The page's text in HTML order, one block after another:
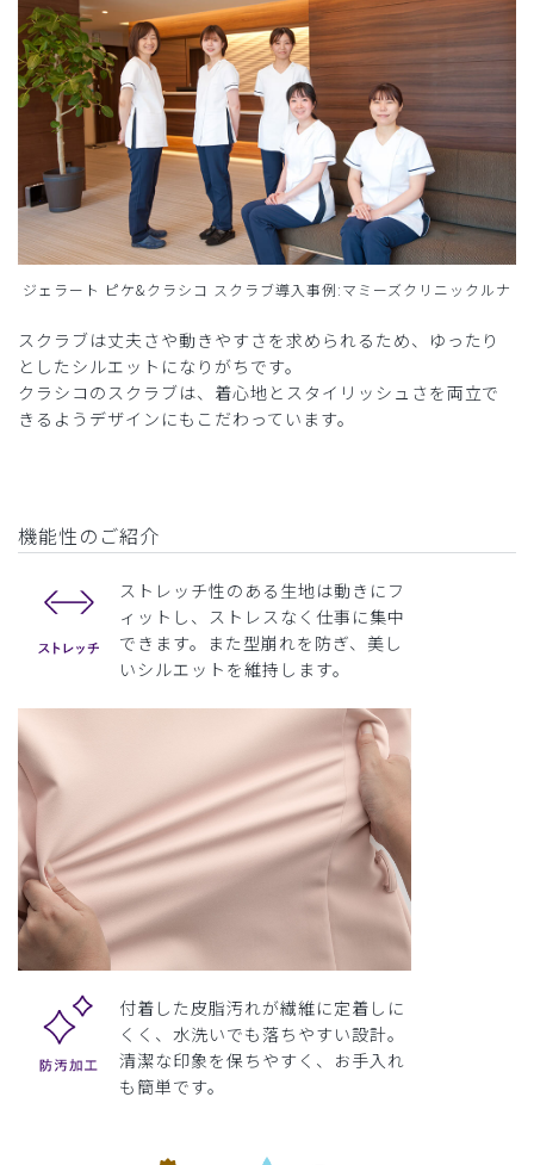
ジェラート ピケ&クラシコ スクラブ導入事例:マミーズクリニックルナ
スクラブは丈夫さや動きやすさを求められるため、ゆったり
としたシルエットになりがちです。
クラシコのスクラブは、着心地とスタイリッシュさを両立で
きるようデザインにもこだわっています。
機能性のご紹介
ストレッチ性のある生地は動きにフ
ィットし、ストレスなく仕事に集中
できます。また型崩れを防ぎ、美し
いシルエットを維持します。
付着した皮脂汚れが繊維に定着しに
くく、水洗いでも落ちやすい設計。
清潔な印象を保ちやすく、お手入れ
も簡単です。